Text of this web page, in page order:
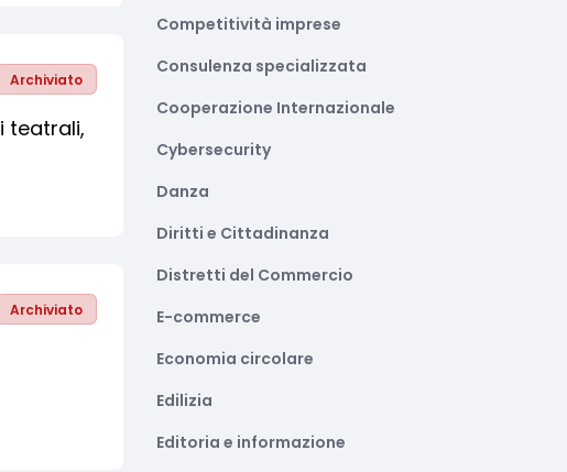
Archiviato
teatrali,
Archiviato
Competitività imprese
Consulenza specializzata
Cooperazione Internazionale
Cybersecurity
Danza
Diritti e Cittadinanza
Distretti del Commercio
E-commerce
Economia circolare
Edilizia
Editoria e informazione